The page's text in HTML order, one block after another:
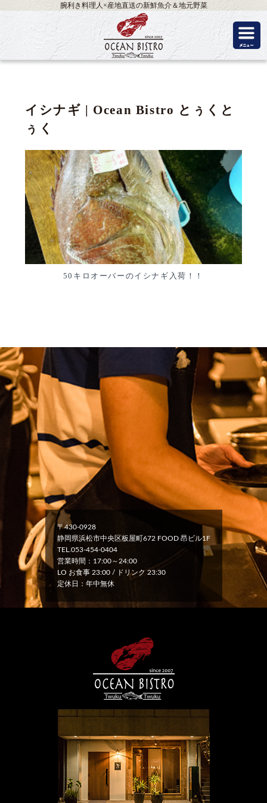
腕利き料理人×産地直送の新鮮魚介＆地元野菜
イシナギ | Ocean Bistro とぅくと
ぅく
50キロオーバーのイシナギ入荷！！
〒430-0928
静岡県浜松市中央区板屋町672 FOOD 昂ビル1F
TEL.053-454-0404
営業時間：17:00～24:00
LO お食事 23:00 / ドリンク 23:30
定休日：年中無休